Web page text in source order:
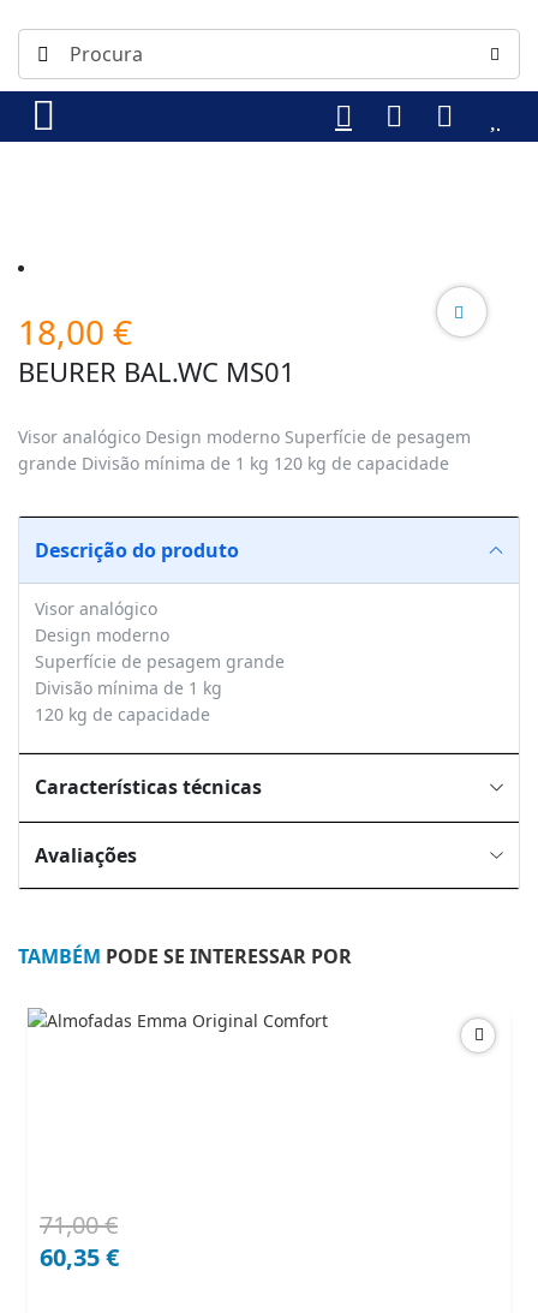
18,00 €
BEURER BAL.WC MS01
Visor analógico Design moderno Superfície de pesagem
grande Divisão mínima de 1 kg 120 kg de capacidade
Descrição do produto
Visor analógico
Design moderno
Superfície de pesagem grande
Divisão mínima de 1 kg
120 kg de capacidade
Características técnicas
Avaliações
TAMBÉM PODE SE INTERESSAR POR
71,00€
O
preço
60,35€
O
preço